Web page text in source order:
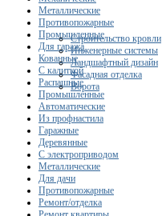
Строительство кровли
Инженерные системы
Ландшафтный дизайн
Фасадная отделка
Ворота
Металлические
Противопожарные
Промышленные
Для гаража
Кованные
С калиткой
Распашные
Промышленные
Автоматические
Из профнастила
Гаражные
Деревянные
С электроприводом
Металлические
Для дачи
Противопожарные
Ремонт/отделка